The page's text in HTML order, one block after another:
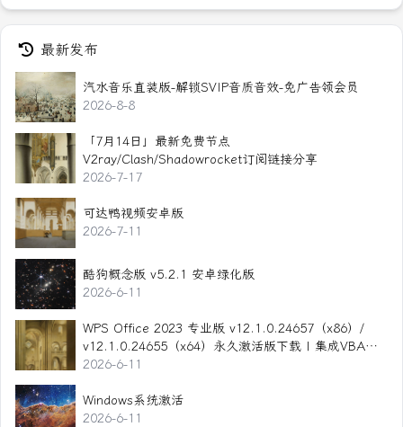
最新发布
汽水音乐直装版-解锁SVIP音质音效-免广告领会员
2026-8-8
「7月14日」最新免费节点
V2ray/Clash/Shadowrocket订阅链接分享
2026-7-17
可达鸭视频安卓版
2026-7-11
酷狗概念版 v5.2.1 安卓绿化版
2026-6-11
WPS Office 2023 专业版 v12.1.0.24657（x86）/
v12.1.0.24655（x64）永久激活版下载 | 集成VBA ·
无云服务 · 全面兼容Office
2026-6-11
Windows系统激活
2026-6-11